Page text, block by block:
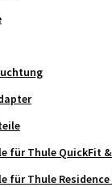
für Thule QuickFit
für Thule Residence